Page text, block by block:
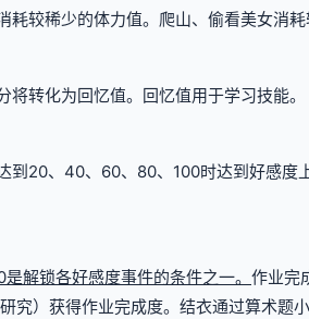
耗较稀少的体力值。 爬山、偷看美女消耗
转化为回忆值。 回忆值用于学习技能。
到20、40、60、80、100时达到好感度上
解锁各好感度事件的条件之一。 作业完
究）获得作业完成度。 结衣通过算术题